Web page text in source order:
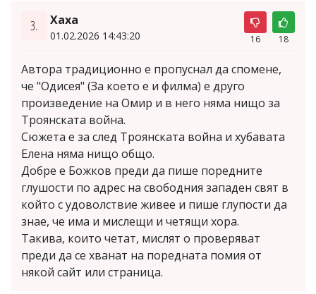
3. Хаха
01.02.2026 14:43:20 16 18
Автора традиционно е пропуснал да спомене,
че "Одисея" (За което е и филма) е друго
произведение на Омир и в него няма нищо за
Троянската война.
Сюжета е за след Троянската война и хубавата
Елена няма нищо общо.
Добре е Божков преди да пише поредните
глушости по адрес на свободния западен свят в
който с удоволствие живее и пише глупости да
знае, че има и мислещи и четящи хора.
Такива, които четат, мислят о проверяват
преди да се хванат на поредната помия от
някой сайт или страница.